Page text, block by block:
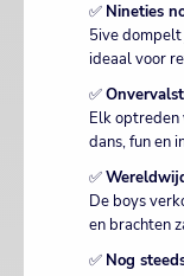
✅ Nineties
5ive dompelt
ideaal voor
✅
Elk optreden
dans, fun en
✅
De boys
en brachten
✅ Nog